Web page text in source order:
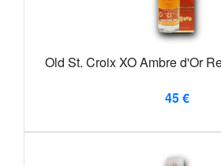
Old St. Croix XO Ambre d'Or
45 €